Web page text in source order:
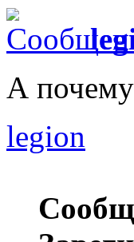
А почему
legion